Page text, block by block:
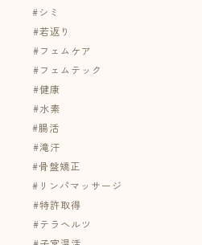
#シミ
⁡#若返り
⁡#フェムケア⁡
⁡#フェムテック
⁡#健康
⁡#水素
#腸活
⁡#滝汗
#骨盤矯正
#リンパマッサージ
⁡#特許取得
⁡#テラヘルツ